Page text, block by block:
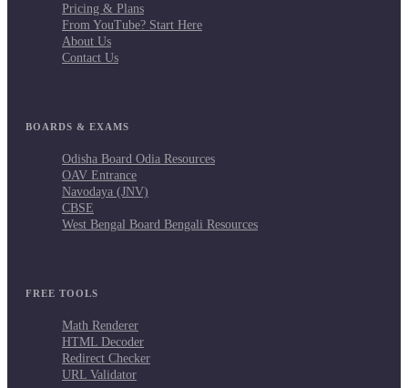
Pricing & Plans
From YouTube? Start Here
About Us
Contact Us
BOARDS & EXAMS
Odisha Board Odia Resources
OAV Entrance
Navodaya (JNV)
CBSE
West Bengal Board Bengali Resources
FREE TOOLS
Math Renderer
HTML Decoder
Redirect Checker
URL Validator